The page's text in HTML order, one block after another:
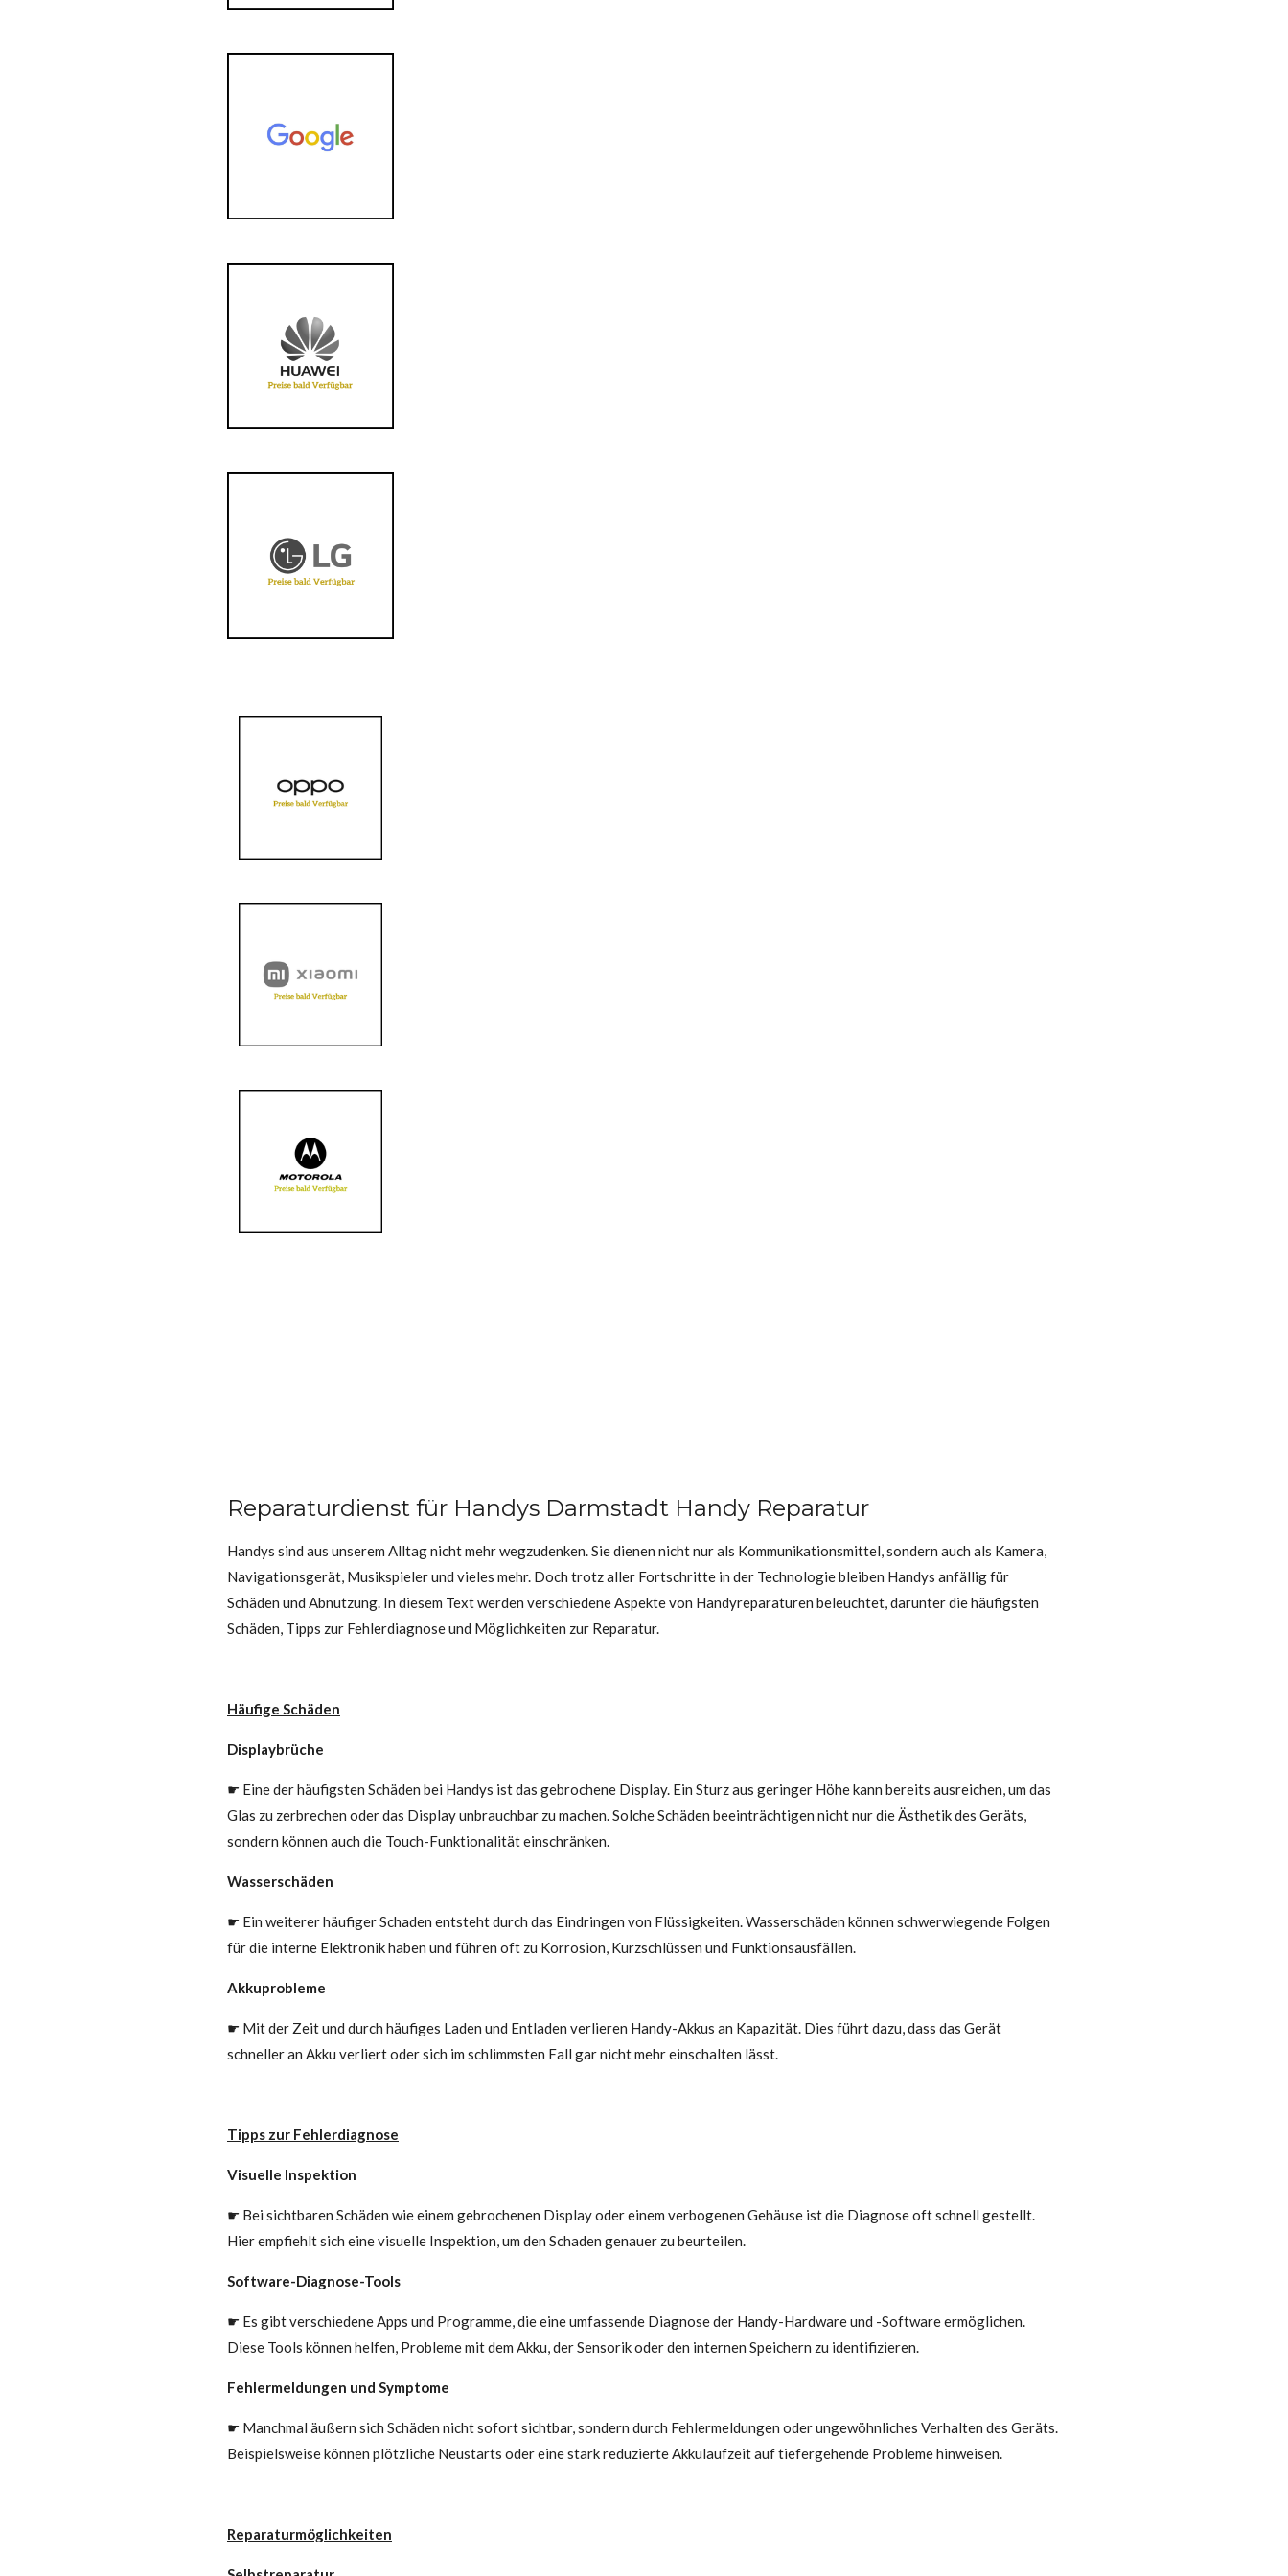
Reparaturdienst für Handys Darmstadt Handy Reparatur
Handys sind aus unserem Alltag nicht mehr wegzudenken. Sie dienen nicht nur als Kommunikationsmittel, sondern auch als Kamera,
Navigationsgerät, Musikspieler und vieles mehr. Doch trotz aller Fortschritte in der Technologie bleiben Handys anfällig für
Schäden und Abnutzung. In diesem Text werden verschiedene Aspekte von Handyreparaturen beleuchtet, darunter die häufigsten
Schäden, Tipps zur Fehlerdiagnose und Möglichkeiten zur Reparatur.
Häufige Schäden
Displaybrüche
☛ Eine der häufigsten Schäden bei Handys ist das gebrochene Display. Ein Sturz aus geringer Höhe kann bereits ausreichen, um das
Glas zu zerbrechen oder das Display unbrauchbar zu machen. Solche Schäden beeinträchtigen nicht nur die Ästhetik des Geräts,
sondern können auch die Touch-Funktionalität einschränken.
Wasserschäden
☛ Ein weiterer häufiger Schaden entsteht durch das Eindringen von Flüssigkeiten. Wasserschäden können schwerwiegende Folgen
für die interne Elektronik haben und führen oft zu Korrosion, Kurzschlüssen und Funktionsausfällen.
Akkuprobleme
☛ Mit der Zeit und durch häufiges Laden und Entladen verlieren Handy-Akkus an Kapazität. Dies führt dazu, dass das Gerät
schneller an Akku verliert oder sich im schlimmsten Fall gar nicht mehr einschalten lässt.
Tipps zur Fehlerdiagnose
Visuelle Inspektion
☛ Bei sichtbaren Schäden wie einem gebrochenen Display oder einem verbogenen Gehäuse ist die Diagnose oft schnell gestellt.
Hier empfiehlt sich eine visuelle Inspektion, um den Schaden genauer zu beurteilen.
Software-Diagnose-Tools
☛ Es gibt verschiedene Apps und Programme, die eine umfassende Diagnose der Handy-Hardware und -Software ermöglichen.
Diese Tools können helfen, Probleme mit dem Akku, der Sensorik oder den internen Speichern zu identifizieren.
Fehlermeldungen und Symptome
☛ Manchmal äußern sich Schäden nicht sofort sichtbar, sondern durch Fehlermeldungen oder ungewöhnliches Verhalten des Geräts.
Beispielsweise können plötzliche Neustarts oder eine stark reduzierte Akkulaufzeit auf tiefergehende Probleme hinweisen.
Reparaturmöglichkeiten